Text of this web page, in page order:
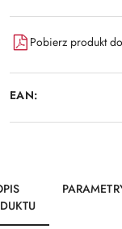
Pobierz produkt
EAN: